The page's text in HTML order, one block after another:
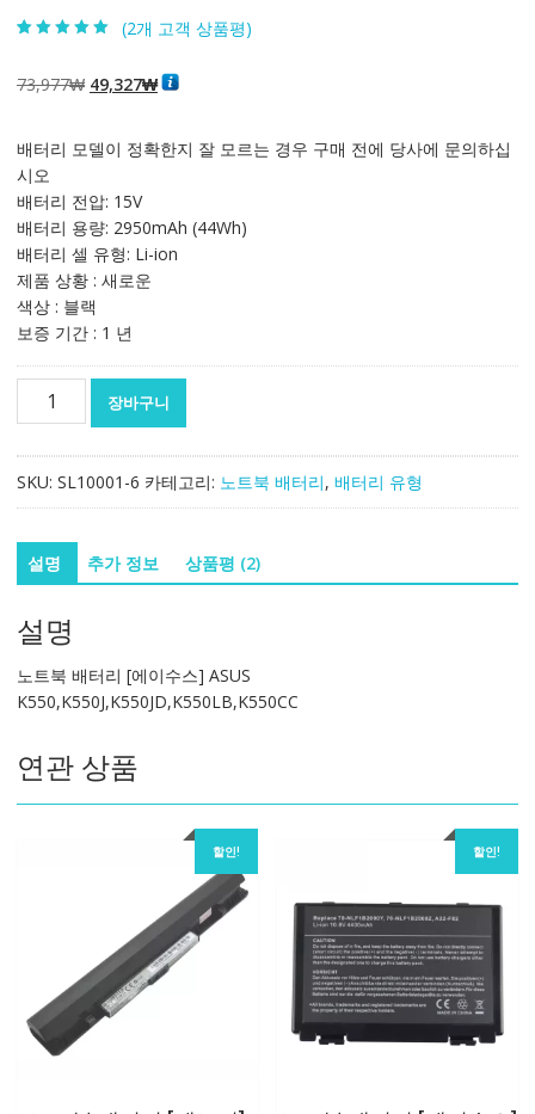
5점 만점에 점
으로 평가됨
(2개 고객 상품평)
73,977₩ 원
격:
49,327₩현
격:
배터리 모델이 정확한지 잘 모르는 경우 구매 전에 당사에 문의하십
시오
배터리 전압: 15V
배터리 용량: 2950mAh (44Wh)
배터리 셀 유형: Li-ion
제품 상황 : 새로운
색상 : 블랙
보증 기간 : 1 년
터
[에
이
스]
ASUS
K550,K550J,K550JD,K550LB,K550CC
수
장바구니
SKU: SL10001-6 카테고리: 노트북 배터리, 배터리 유형
설명 추가 정보 상품평 (2)
설명
노트북 배터리 [에이수스] ASUS
K550,K550J,K550JD,K550LB,K550CC
연관 상품
할인! 할인!